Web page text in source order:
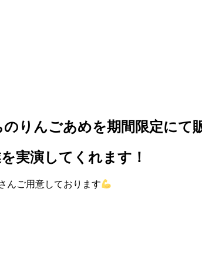
りんごあめを期間限定にて
実演してくれます！
んご用意しております